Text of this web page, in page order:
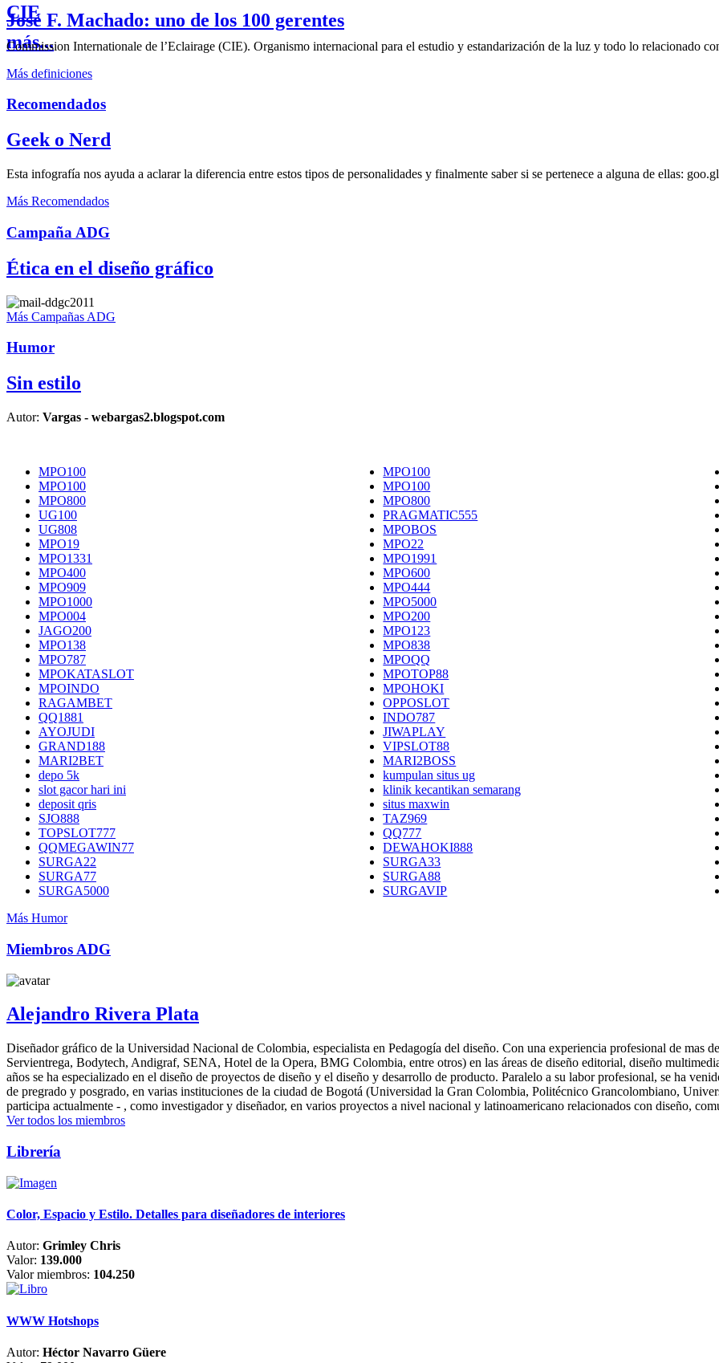
José F. Machado: uno de los 100 gerentes
más...
CIE
Commission Internationale de l’Eclairage (CIE). Organismo internacional para el estudio y estandarización de la luz y todo lo relacionado
Más definiciones
Recomendados
Geek o Nerd
Esta infografía nos ayuda a aclarar la diferencia entre estos tipos de personalidades y finalmente saber si se pertenece a alguna de ellas:
Más Recomendados
Campaña ADG
Ética en el diseño gráfico
Más Campañas ADG
Humor
Sin estilo
Autor: Vargas - webargas2.blogspot.com
MPO100 MPO100
MPO100
MPO100
MPO800
MPO800
UG100
PRAGMATIC555
UG808
MPOBOS
MPO19
MPO22
MPO1331
MPO1991
MPO400
MPO600
MPO909
MPO444
MPO1000
MPO5000
MPO004
MPO200
JAGO200
MPO123
MPO138
MPO838
MPO787
MPOQQ
MPOKATASLOT
MPOTOP88
MPOINDO
MPOHOKI
RAGAMBET
OPPOSLOT
QQ1881
INDO787
AYOJUDI
JIWAPLAY
GRAND188
VIPSLOT88
MARI2BET
MARI2BOSS
depo 5k
kumpulan situs ug
slot gacor hari ini
klinik kecantikan semarang
deposit qris
situs maxwin
SJO888
TAZ969
TOPSLOT777
QQ777
QQMEGAWIN77
DEWAHOKI888
SURGA22
SURGA33
SURGA77
SURGA88
SURGA5000
SURGAVIP
Más Humor
Miembros ADG
Alejandro Rivera Plata
Diseñador gráfico de la Universidad Nacional de Colombia, especialista en Pedagogía del diseño. Con una experiencia profesional de mas
Servientrega, Bodytech, Andigraf, SENA, Hotel de la Opera, BMG Colombia, entre otros) en las áreas de diseño editorial, diseño
años se ha especializado en el diseño de proyectos de diseño y el diseño y desarrollo de producto. Paralelo a su labor profesional, se ha
de pregrado y posgrado, en varias instituciones de la ciudad de Bogotá (Universidad la Gran Colombia, Politécnico Grancolombiano,
participa actualmente - , como investigador y diseñador, en varios proyectos a nivel nacional y latinoamericano relacionados con diseño,
Ver todos los miembros
Librería
Color, Espacio y Estilo. Detalles para diseñadores de interiores
Autor: Grimley Chris
Valor: 139.000
Valor miembros: 104.250
WWW Hotshops
Autor: Héctor Navarro Güere